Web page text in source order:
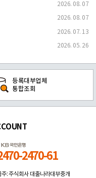
2026. 08. 07
2026. 08. 07
2026. 07. 13
2026. 05. 26
등록대부업체
통합조회
2470-61
주: 주식회사 대출나라대부중개